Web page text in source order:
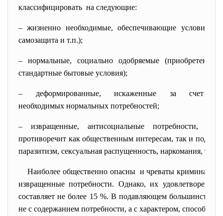
классифицировать на следующие:
– жизненно необходимые, обеспечивающие условия
самозащита и т.п.);
– нормальные, социально одобряемые (приобретение
стандартные бытовые условия);
– деформированные, искаженные за счет
необходимых нормальных потребностей;
– извращенные, антисоциальные потребности,
противоречит как общественным интересам, так и
паразитизм, сексуальная распущенность, наркомания,
Наиболее общественно опасны и чреваты
извращенные потребности. Однако, их
составляет не более 15 %. В подавляющем большинстве
не с содержанием потребности, а с характером, способом